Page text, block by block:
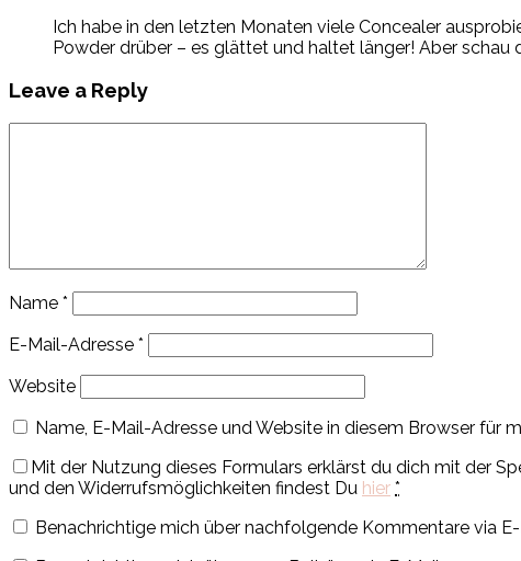
Ich habe in den letzten Monaten viele Concealer
Powder drüber – es glättet und haltet länger! Aber
Leave a Reply
Name *
E-Mail-Adresse *
Website
Name, E-Mail-Adresse und Website in diesem Browser für
Mit der Nutzung dieses Formulars erklärst du dich mit der
und den Widerrufsmöglichkeiten findest Du hier *
Benachrichtige mich über nachfolgende Kommentare via E-